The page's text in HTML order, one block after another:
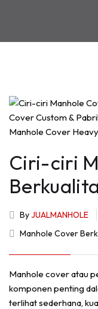
Ciri-ciri
ByJUALMANHOLE
Manhole Cover
Manhole cover atau
komponen penting
terlihat sederhana,